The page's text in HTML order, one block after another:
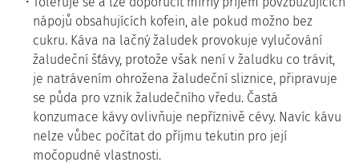
nápojů obsahujících kofein, ale pokud možno bez
cukru. Káva na lačný žaludek provokuje vylučování
žaludeční šťávy, protože však není v žaludku co trávit,
je natrávením ohrožena žaludeční sliznice, připravuje
se půda pro vznik žaludečního vředu. Častá
konzumace kávy ovlivňuje nepříznivě cévy. Navíc kávu
nelze vůbec počítat do příjmu tekutin pro její
močopudné vlastnosti.